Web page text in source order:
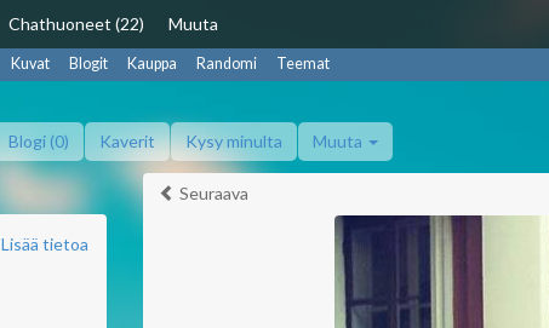
Chathuoneet (22) Muuta
Kuvat Blogit Kauppa Randomi Teemat
Blogi (0) Kaverit Kysy minulta Muuta
Seuraava
Lisää tietoa